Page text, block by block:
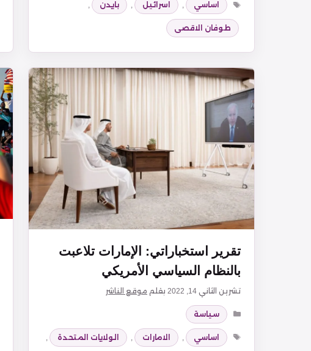
اساسي , اسرائيل , بايدن ,
طوفان الاقصى
تقرير استخباراتي: الإمارات تلاعبت
بالنظام السياسي الأمريكي
تشرين الثاني 14, 2022 بقلم موقع الناشر
التصنيفات
سياسة
الوسوم
اساسي , الامارات , الولايات المتحدة ,